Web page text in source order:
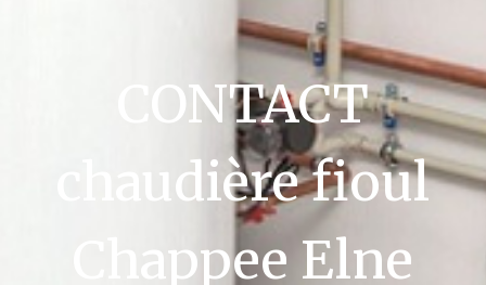
CONTACT
chaudière fioul
Chappee Elne